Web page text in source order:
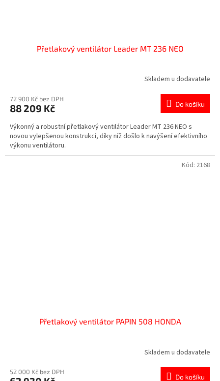
Přetlakový ventilátor Leader MT 236 NEO
Skladem u dodavatele
72 900 Kč bez DPH
88 209 Kč Do košíku
Výkonný a robustní přetlakový ventilátor Leader MT 236 NEO s
novou vylepšenou konstrukcí, díky níž došlo k navýšení efektivního
výkonu ventilátoru.
Přetlakový ventilátor PAPIN 508 HONDA
Skladem u dodavatele
52 000 Kč bez DPH
Do košíku
Kód: 2168